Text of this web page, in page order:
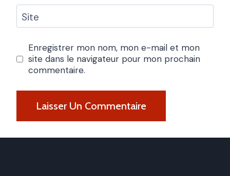
Site
Enregistrer mon nom, mon e-mail et mon
site dans le navigateur pour mon prochain
commentaire.